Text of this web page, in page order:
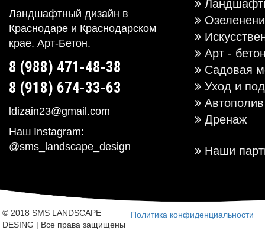
Ландшафтный дизайн в
Краснодаре и Краснодарском
крае. Арт-Бетон.
8 (988) 471-48-38
8 (918) 674-33-63
ldizain23@gmail.com
Наш Instagram:
@sms_landscape_design
Арт -
Садовая
Уход и
Автополив
Дренаж
Наши
© 2018 SMS LANDSCAPE
DESING | Все права защищены
Политика конфиденциальности